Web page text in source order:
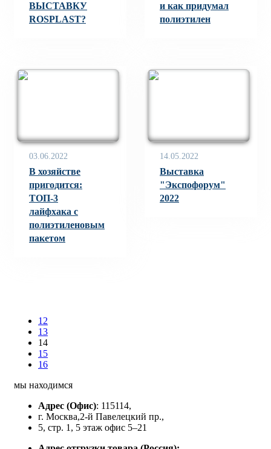
ВЫСТАВКУ
ROSPLAST?
и как придумал
полиэтилен
03.06.2022
В хозяйстве
пригодится:
ТОП-3
лайфхака с
полиэтиленовым
пакетом
14.05.2022
Выставка
"Экспофорум"
2022
12
13
14
15
16
мы находимся
Адрес (Офис): 115114,
г. Москва,2-й Павелецкий пр.,
5, стр. 1, 5 этаж офис 5–21